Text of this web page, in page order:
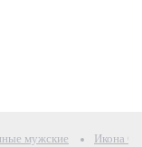
мужские Икона